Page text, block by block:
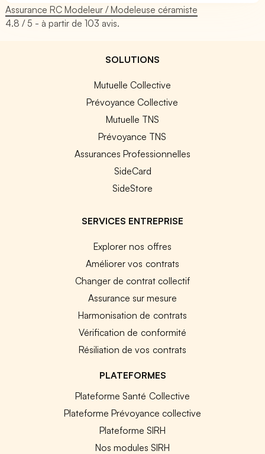
Assurance RC Modeleur / Modeleuse céramiste
4.8 / 5 - à partir de103 avis.
SOLUTIONS
Mutuelle Collective
Prévoyance Collective
Mutuelle TNS
Prévoyance TNS
Assurances Professionnelles
SideCard
SideStore
SERVICES ENTREPRISE
Explorer nos offres
Améliorer vos contrats
Changer de contrat collectif
Assurance sur mesure
Harmonisation de contrats
Vérification de conformité
Résiliation de vos contrats
PLATEFORMES
Plateforme Santé Collective
Plateforme Prévoyance collective
Plateforme SIRH
Nos modules SIRH